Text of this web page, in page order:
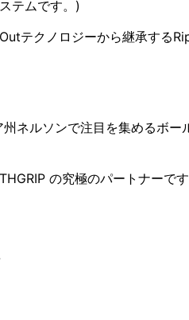
テムです。)
テクノロジーから継承する
ネルソンで注目を集めるボー
の究極のパートナーです